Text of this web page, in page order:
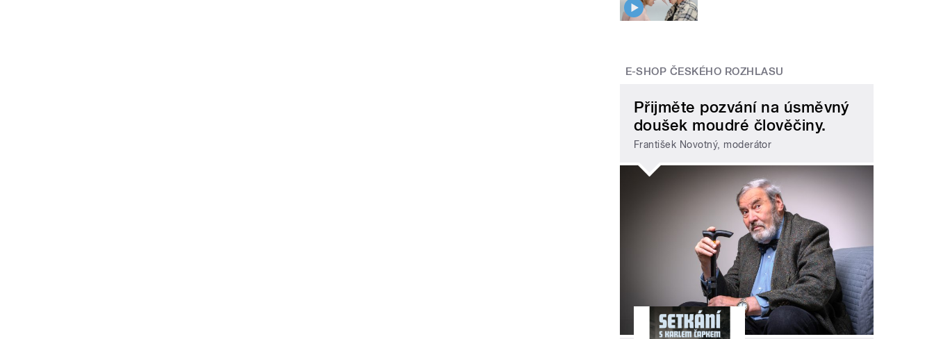
E-SHOP ČESKÉHO ROZHLASU
Přijměte pozvání na úsměvný
doušek moudré člověčiny.
František Novotný, moderátor